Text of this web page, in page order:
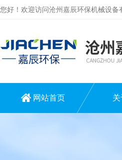
您好！欢迎访问沧州嘉辰环保机械设备
网站首页